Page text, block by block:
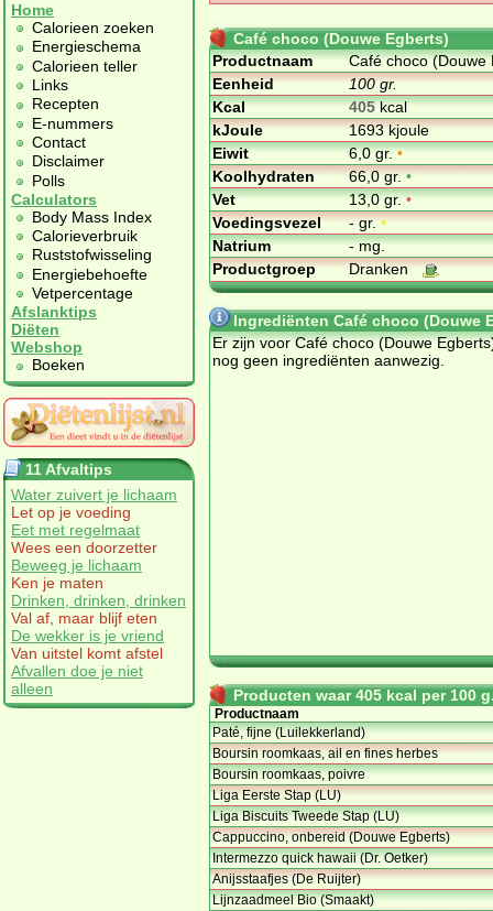
Home
Calorieen zoeken
Energieschema
Calorieen teller
Links
Recepten
E-nummers
Contact
Disclaimer
Polls
Calculators
Body Mass Index
Calorieverbruik
Ruststofwisseling
Energiebehoefte
Vetpercentage
Afslanktips
Diëten
Webshop
Boeken
11 Afvaltips
Water zuivert je lichaam
Let op je voeding
Eet met regelmaat
Wees een doorzetter
Beweeg je lichaam
Ken je maten
Drinken, drinken, drinken
Val af, maar blijf eten
De wekker is je vriend
Van uitstel komt afstel
Afvallen doe je niet
alleen
Café choco (Douwe Egberts)
Productnaam
Café choco (Douwe
Eenheid
100 gr.
Kcal
405kcal
kJoule
1693 kjoule
Eiwit
6,0 gr.•
Koolhydraten
66,0 gr.•
Vet
13,0 gr.•
Voedingsvezel
- gr.•
Natrium
- mg.
Productgroep
Dranken
Ingrediënten Café choco (Douwe
Er zijn voor Café choco (Douwe
nog geen ingrediënten aanwezig.
Producten waar 405 kcal per 100
Productnaam
Paté, fijne (Luilekkerland)
Boursin roomkaas, ail en fines herbes
Boursin roomkaas, poivre
Liga Eerste Stap (LU)
Liga Biscuits Tweede Stap (LU)
Cappuccino, onbereid (Douwe Egberts)
Intermezzo quick hawaii (Dr. Oetker)
Anijsstaafjes (De Ruijter)
Lijnzaadmeel Bio (Smaakt)